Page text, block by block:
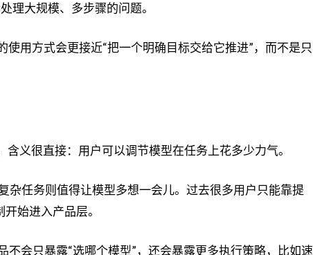
理大规模、多步骤的问题。
用方式会更接近“把一个明确目标交给它推进”，而不是只
义很直接：用户可以调节模型在任务上花多少力气。
杂任务则值得让模型多想一会儿。过去很多用户只能靠提
始进入产品层。
会只暴露“选哪个模型”，还会暴露更多执行策略，比如速